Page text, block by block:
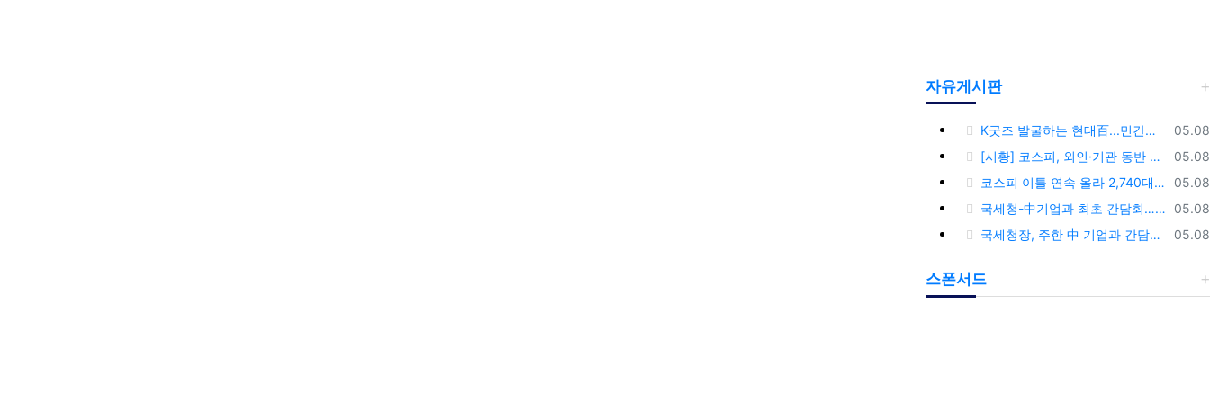
자유게시판
등록일
05.08
K굿즈 발굴하는 현대百...민간기업 최초 ‘대한민국 관광공모전’ 후원
등록일
05.08
[시황] 코스피, 외인·기관 동반 매수에 연이틀 상승…2745.05 마감
등록일
05.08
코스피 이틀 연속 올라 2,740대 회복…코스닥은 강보합(종합)
등록일
05.08
국세청-中기업과 최초 간담회…외국기업 세제혜택 등 논의
등록일
05.08
국세청장, 주한 中 기업과 간담회…“차별없는 공정과세 약속”
스폰서드